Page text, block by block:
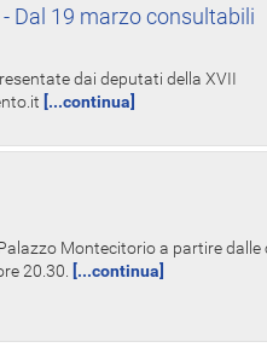
Dal 19 marzo consultabili
dai deputati della XVII
[...continua]
Montecitorio a partire dalle
20.30.
[...continua]